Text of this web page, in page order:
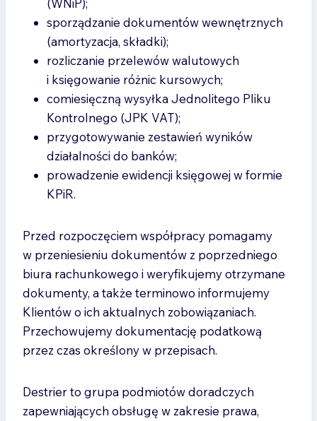
sporządzanie dokumentów wewnętrznych
(amortyzacja, składki);
rozliczanie przelewów walutowych
i księgowanie różnic kursowych;
comiesięczną wysyłka Jednolitego Pliku
Kontrolnego (JPK VAT);
przygotowywanie zestawień wyników
działalności do banków;
prowadzenie ewidencji księgowej w formie
KPiR.
Przed rozpoczęciem współpracy pomagamy
w przeniesieniu dokumentów z poprzedniego
biura rachunkowego i weryfikujemy otrzymane
dokumenty, a także terminowo informujemy
Klientów o ich aktualnych zobowiązaniach.
Przechowujemy dokumentację podatkową
przez czas określony w przepisach.
Destrier to grupa podmiotów doradczych
zapewniających obsługę w zakresie prawa,